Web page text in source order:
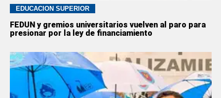
EDUCACION SUPERIOR
FEDUN y gremios universitarios vuelven al paro para
presionar por la ley de financiamiento